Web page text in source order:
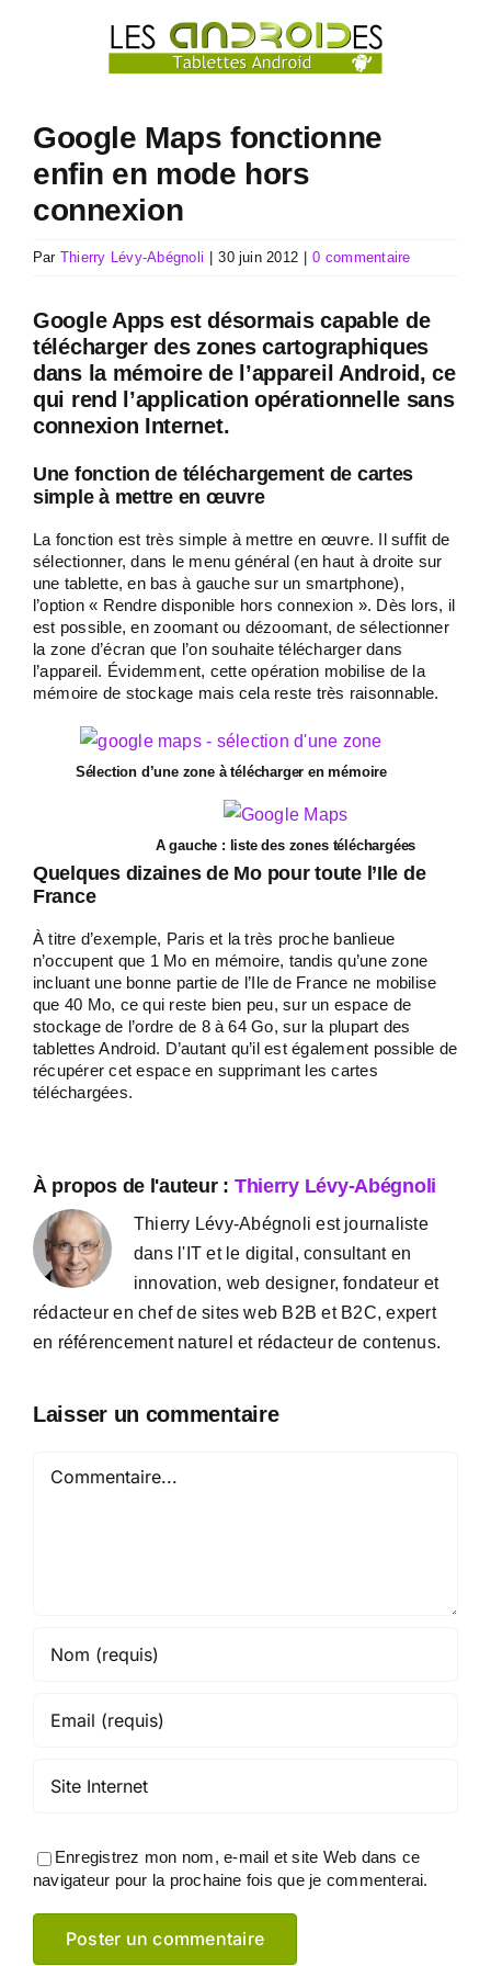
Google Maps fonctionne
enfin en mode hors
connexion
Par Thierry Lévy-Abégnoli 30 juin 2012 0 commentaire
Google Apps est désormais capable de
télécharger des zones cartographiques
dans la mémoire de l’appareil Android, ce
qui rend l’application opérationnelle sans
connexion Internet.
Une fonction de téléchargement de cartes
simple à mettre en œuvre
La fonction est très simple à mettre en œuvre. Il suffit de
sélectionner, dans le menu général (en haut à droite sur
une tablette, en bas à gauche sur un smartphone),
l’option « Rendre disponible hors connexion ». Dès lors, il
est possible, en zoomant ou dézoomant, de sélectionner
la zone d’écran que l’on souhaite télécharger dans
l’appareil. Évidemment, cette opération mobilise de la
mémoire de stockage mais cela reste très raisonnable.
Sélection d’une zone à télécharger en mémoire
A gauche : liste des zones téléchargées
Quelques dizaines de Mo pour toute l’Ile de
France
À titre d’exemple, Paris et la très proche banlieue
n’occupent que 1 Mo en mémoire, tandis qu’une zone
incluant une bonne partie de l’Ile de France ne mobilise
que 40 Mo, ce qui reste bien peu, sur un espace de
stockage de l’ordre de 8 à 64 Go, sur la plupart des
tablettes Android. D’autant qu’il est également possible de
récupérer cet espace en supprimant les cartes
téléchargées.
À propos de l'auteur : Thierry Lévy-Abégnoli
Thierry Lévy-Abégnoli est journaliste
dans l'IT et le digital, consultant en
innovation, web designer, fondateur et
rédacteur en chef de sites web B2B et B2C, expert
en référencement naturel et rédacteur de contenus.
Laisser un commentaire
Enregistrez mon nom, e-mail et site Web dans ce
navigateur pour la prochaine fois que je commenterai.